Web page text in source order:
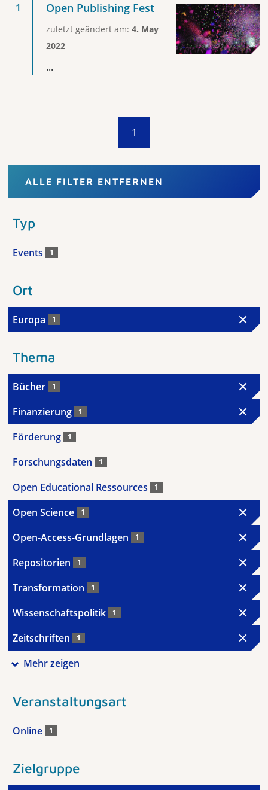
Open Publishing Fest
zuletzt geändert am: 4. May
2022
...
1
ALLE FILTER ENTFERNEN
Typ
Events 1
Ort
Europa 1
Thema
Bücher 1
Finanzierung 1
Förderung 1
Forschungsdaten 1
Open Educational Ressources 1
Open Science 1
Open-Access-Grundlagen 1
Repositorien 1
Transformation 1
Wissenschaftspolitik 1
Zeitschriften 1
Mehr zeigen
Veranstaltungsart
Online 1
Zielgruppe